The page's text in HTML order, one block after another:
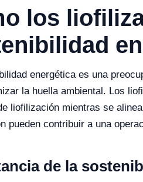
los
energética es una
la huella ambiental. Los
liofilización mientras se
pueden contribuir a una
de la